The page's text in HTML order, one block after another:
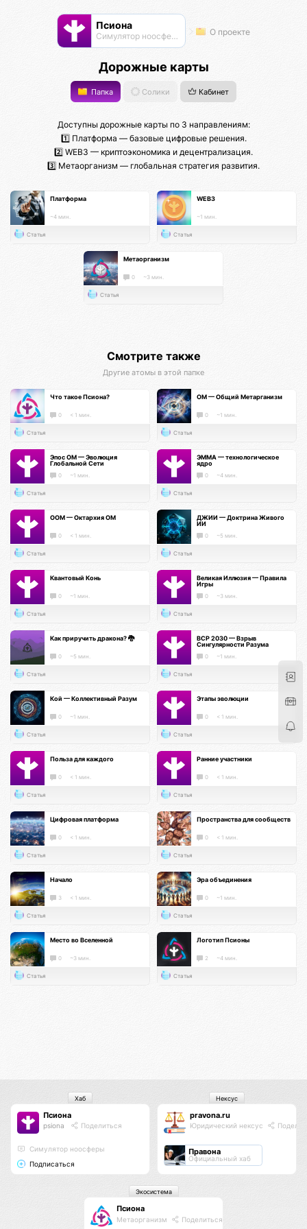
Псиона
Cимулятор ноосферы О проекте
Дорожные карты
Папка Солики Кабинет
Доступны дорожные карты по 3 направлениям:
1️⃣ Платформа — базовые цифровые решения.
2️⃣ WEB3 — криптоэкономика и децентрализация.
3️⃣ Метаорганизм — глобальная стратегия развития.
Платформа
~4 мин.
Статья
WEB3
~1 мин.
Статья
Метаорганизм
0 ~3 мин.
Статья
Смотрите также
Другие атомы в этой папке
Что такое Псиона?
0 < 1 мин.
Статья
ОМ — Общий Метарганизм
0 ~1 мин.
Статья
Эпос ОМ — Эволюция
Глобальной Сети
0 ~1 мин.
Статья
ЭММА — технологическое
ядро
0 ~4 мин.
Статья
ООМ — Октархия ОМ
0 < 1 мин.
Статья
ДЖИИ — Доктрина Живого
ИИ
0 ~5 мин.
Статья
Квантовый Конь
0 ~1 мин.
Статья
Великая Иллюзия — Правила
Игры
0 ~3 мин.
Статья
Как приручить дракона? 🐉
0 ~5 мин.
Статья
ВСР 2030 — Взрыв
Сингулярности Разума
0 ~1 мин.
Статья
Кой — Коллективный Разум
0 ~1 мин.
Статья
Этапы эволюции
0 < 1 мин.
Статья
Польза для каждого
0 < 1 мин.
Статья
Ранние участники
0 < 1 мин.
Статья
Цифровая платформа
0 < 1 мин.
Статья
Пространства для сообществ
0 < 1 мин.
Статья
Начало
3 < 1 мин.
Статья
Эра объединения
0 ~1 мин.
Статья
Место во Вселенной
0 ~3 мин.
Статья
Логотип Псионы
2 ~4 мин.
Статья
Псиона
psiona Поделиться
Cимулятор ноосферы
Подписаться
Хаб
pravona.ru
Юридический нексус
Правона
Официальный хаб
Нексус
Псиона
Метаорганизм Поделиться
Экосистема